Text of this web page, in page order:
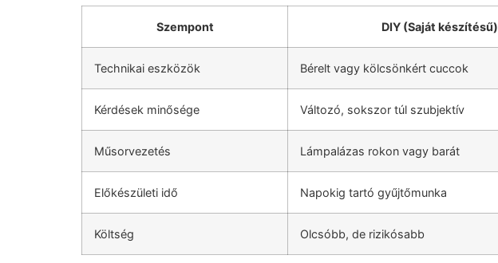
Szempont DIY (Saját készítésű)
Technikai eszközök Bérelt vagy kölcsönkért cuccok
Kérdések minősége Változó, sokszor túl szubjektív
Műsorvezetés Lámpalázas rokon vagy barát
Előkészületi idő Napokig tartó gyűjtőmunka
Költség Olcsóbb, de rizikósabb